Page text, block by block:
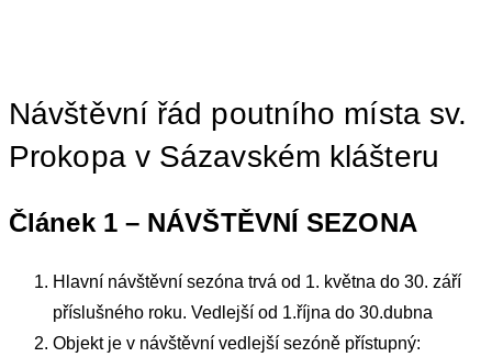
Návštěvní řád poutního místa sv.
Prokopa v Sázavském klášteru
Článek 1 – NÁVŠTĚVNÍ SEZONA
Hlavní návštěvní sezóna trvá od 1. května do 30. září
příslušného roku. Vedlejší od 1.října do 30.dubna
Objekt je v návštěvní vedlejší sezóně přístupný: